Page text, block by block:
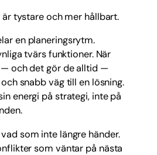
tystare och mer hållbart.
en planeringsrytm.
tvärs funktioner. När
och det gör de alltid —
snabb väg till en lösning.
energi på strategi, inte på
som inte längre händer.
som väntar på nästa